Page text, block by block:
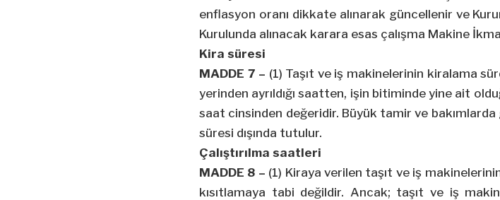
enflasyon oranı dikkate alınarak güncellenir ve
Kurulunda alınacak karara esas çalışma Makine
Kira süresi
MADDE 7 – (1) Taşıt ve iş makinelerinin kiralama
yerinden ayrıldığı saatten, işin bitiminde yine ait
saat cinsinden değeridir. Büyük tamir ve
süresi dışında tutulur.
Çalıştırılma saatleri
MADDE 8 – (1) Kiraya verilen taşıt ve iş
kısıtlamaya tabi değildir. Ancak; taşıt ve iş